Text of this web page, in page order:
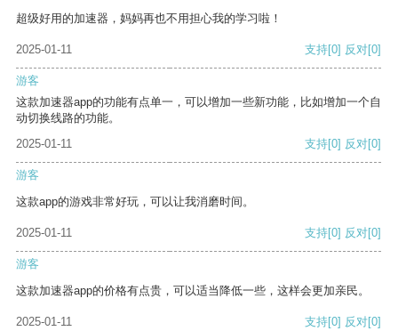
超级好用的加速器，妈妈再也不用担心我的学习啦！
2025-01-11 支持[0] 反对[0]
游客
这款加速器app的功能有点单一，可以增加一些新功能，比如增加一个自
动切换线路的功能。
2025-01-11
支持[0] 反对[0]
游客
这款app的游戏非常好玩，可以让我消磨时间。
2025-01-11 支持[0] 反对[0]
游客
这款加速器app的价格有点贵，可以适当降低一些，这样会更加亲民。
2025-01-11 支持[0] 反对[0]